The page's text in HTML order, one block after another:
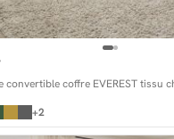
convertible coffre EVEREST tissu
+2